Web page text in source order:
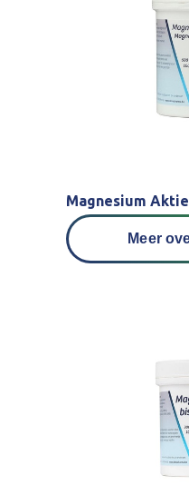
Magnesium
Meer